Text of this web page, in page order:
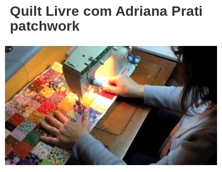
Quilt Livre com Adriana Prati
patchwork